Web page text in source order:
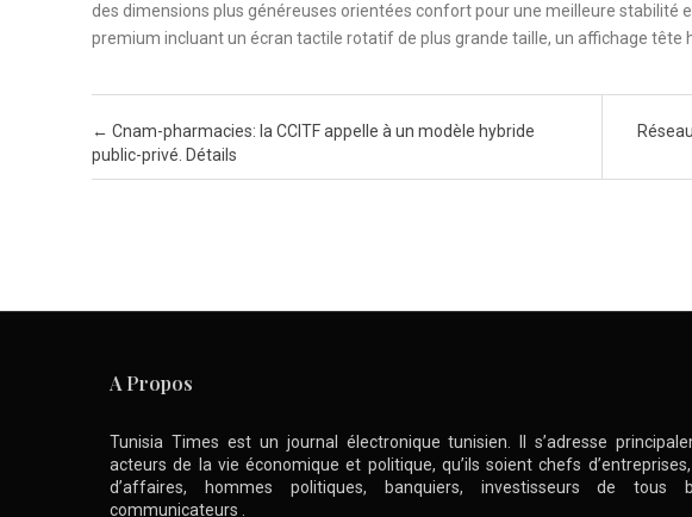
des dimensions plus généreuses orientées confort pour une meilleure stabilité
premium incluant un écran tactile rotatif de plus grande taille, un affichage tête
Post navigation
← Cnam-pharmacies: la CCITF appelle à un modèle hybride
public-privé. Détails
A Propos
Tunisia Times est un journal électronique tunisien. Il s’adresse
acteurs de la vie économique et politique, qu’ils soient chefs
d’affaires, hommes politiques, banquiers, investisseurs de tous
communicateurs .